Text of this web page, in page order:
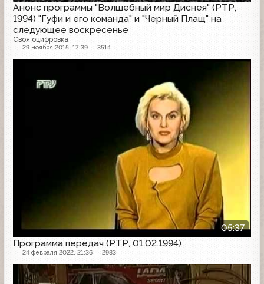
Анонс программы "Волшебный мир Диснея" (РТР,
1994) "Гуфи и его команда" и "Черный Плащ" на
следующее воскресенье
Своя оцифровка
29 ноября 2015, 17:39 3514
05:37
Программа передач (РТР, 01.02.1994)
24 февраля 2022, 21:36 2983
Анонс